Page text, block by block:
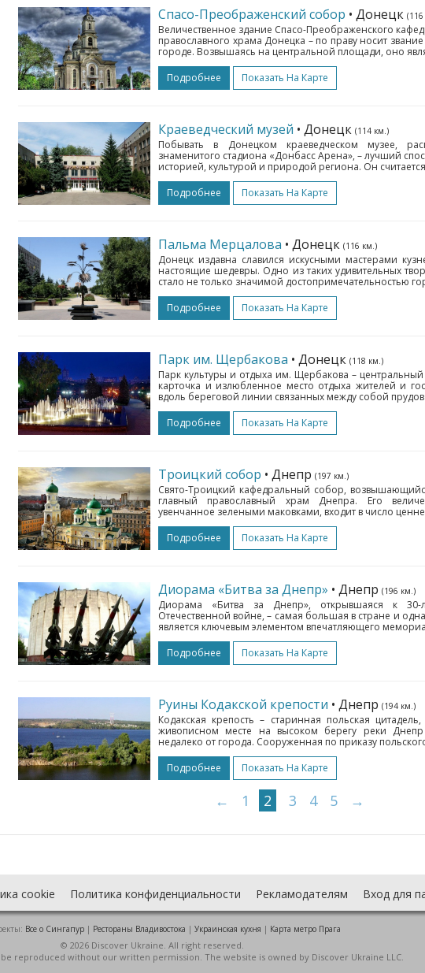
Спасо-Преображенский собор • Донецк
Величественное здание Спасо-Преображенского
православного храма Донецка – по праву носит
городе. Возвышаясь на центральной площади, оно
Подробнее
Показать На Карте
Краеведческий музей • Донецк (114 км.)
Побывать в Донецком краеведческом музее,
знаменитого стадиона «Донбасс Арена», – лучший
историей, культурой и природой региона. Он
Подробнее
Показать На Карте
Пальма Мерцалова • Донецк (116 км.)
Донецк издавна славился искусными мастерами
настоящие шедевры. Одно из таких удивительных
стало не только значимой достопримечательностью
Подробнее
Показать На Карте
Парк им. Щербакова • Донецк (118 км.)
Парк культуры и отдыха им. Щербакова –
карточка и излюбленное место отдыха жителей и
вдоль береговой линии связанных между собой
Подробнее
Показать На Карте
Троицкий собор • Днепр (197 км.)
Свято-Троицкий кафедральный собор,
главный православный храм Днепра. Его
увенчанное зелеными маковками, входит в число
Подробнее
Показать На Карте
Диорама «Битва за Днепр» • Днепр (196 км.)
Диорама «Битва за Днепр», открывшаяся к
Отечественной войне, – самая большая в стране и
является ключевым элементом впечатляющего
Подробнее
Показать На Карте
Руины Кодакской крепости • Днепр (194 км.)
Кодакская крепость – старинная польская
живописном месте на высоком берегу реки
недалеко от города. Сооруженная по приказу
Подробнее
Показать На Карте
← 1 2 3 4 5 →
cookie Политика конфиденциальности Рекламодателям Вход для
Все о Cингапур | Рестораны Владивостока | Украинская кухня | Карта метро Прага
© 2026 Discover Ukraine. All right reserved.
reproduced without our written permission. The website is owned by Discover Ukraine LLC.